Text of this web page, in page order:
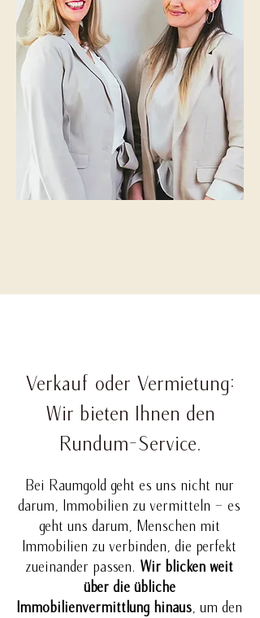
Verkauf oder Vermietung:
Wir bieten Ihnen den
Rundum-Service.
Bei Raumgold geht es uns nicht nur
darum, Immobilien zu vermitteln – es
geht uns darum, Menschen mit
Immobilien zu verbinden, die perfekt
zueinander passen. Wir blicken weit
über die übliche
Immobilienvermittlung hinaus, um den